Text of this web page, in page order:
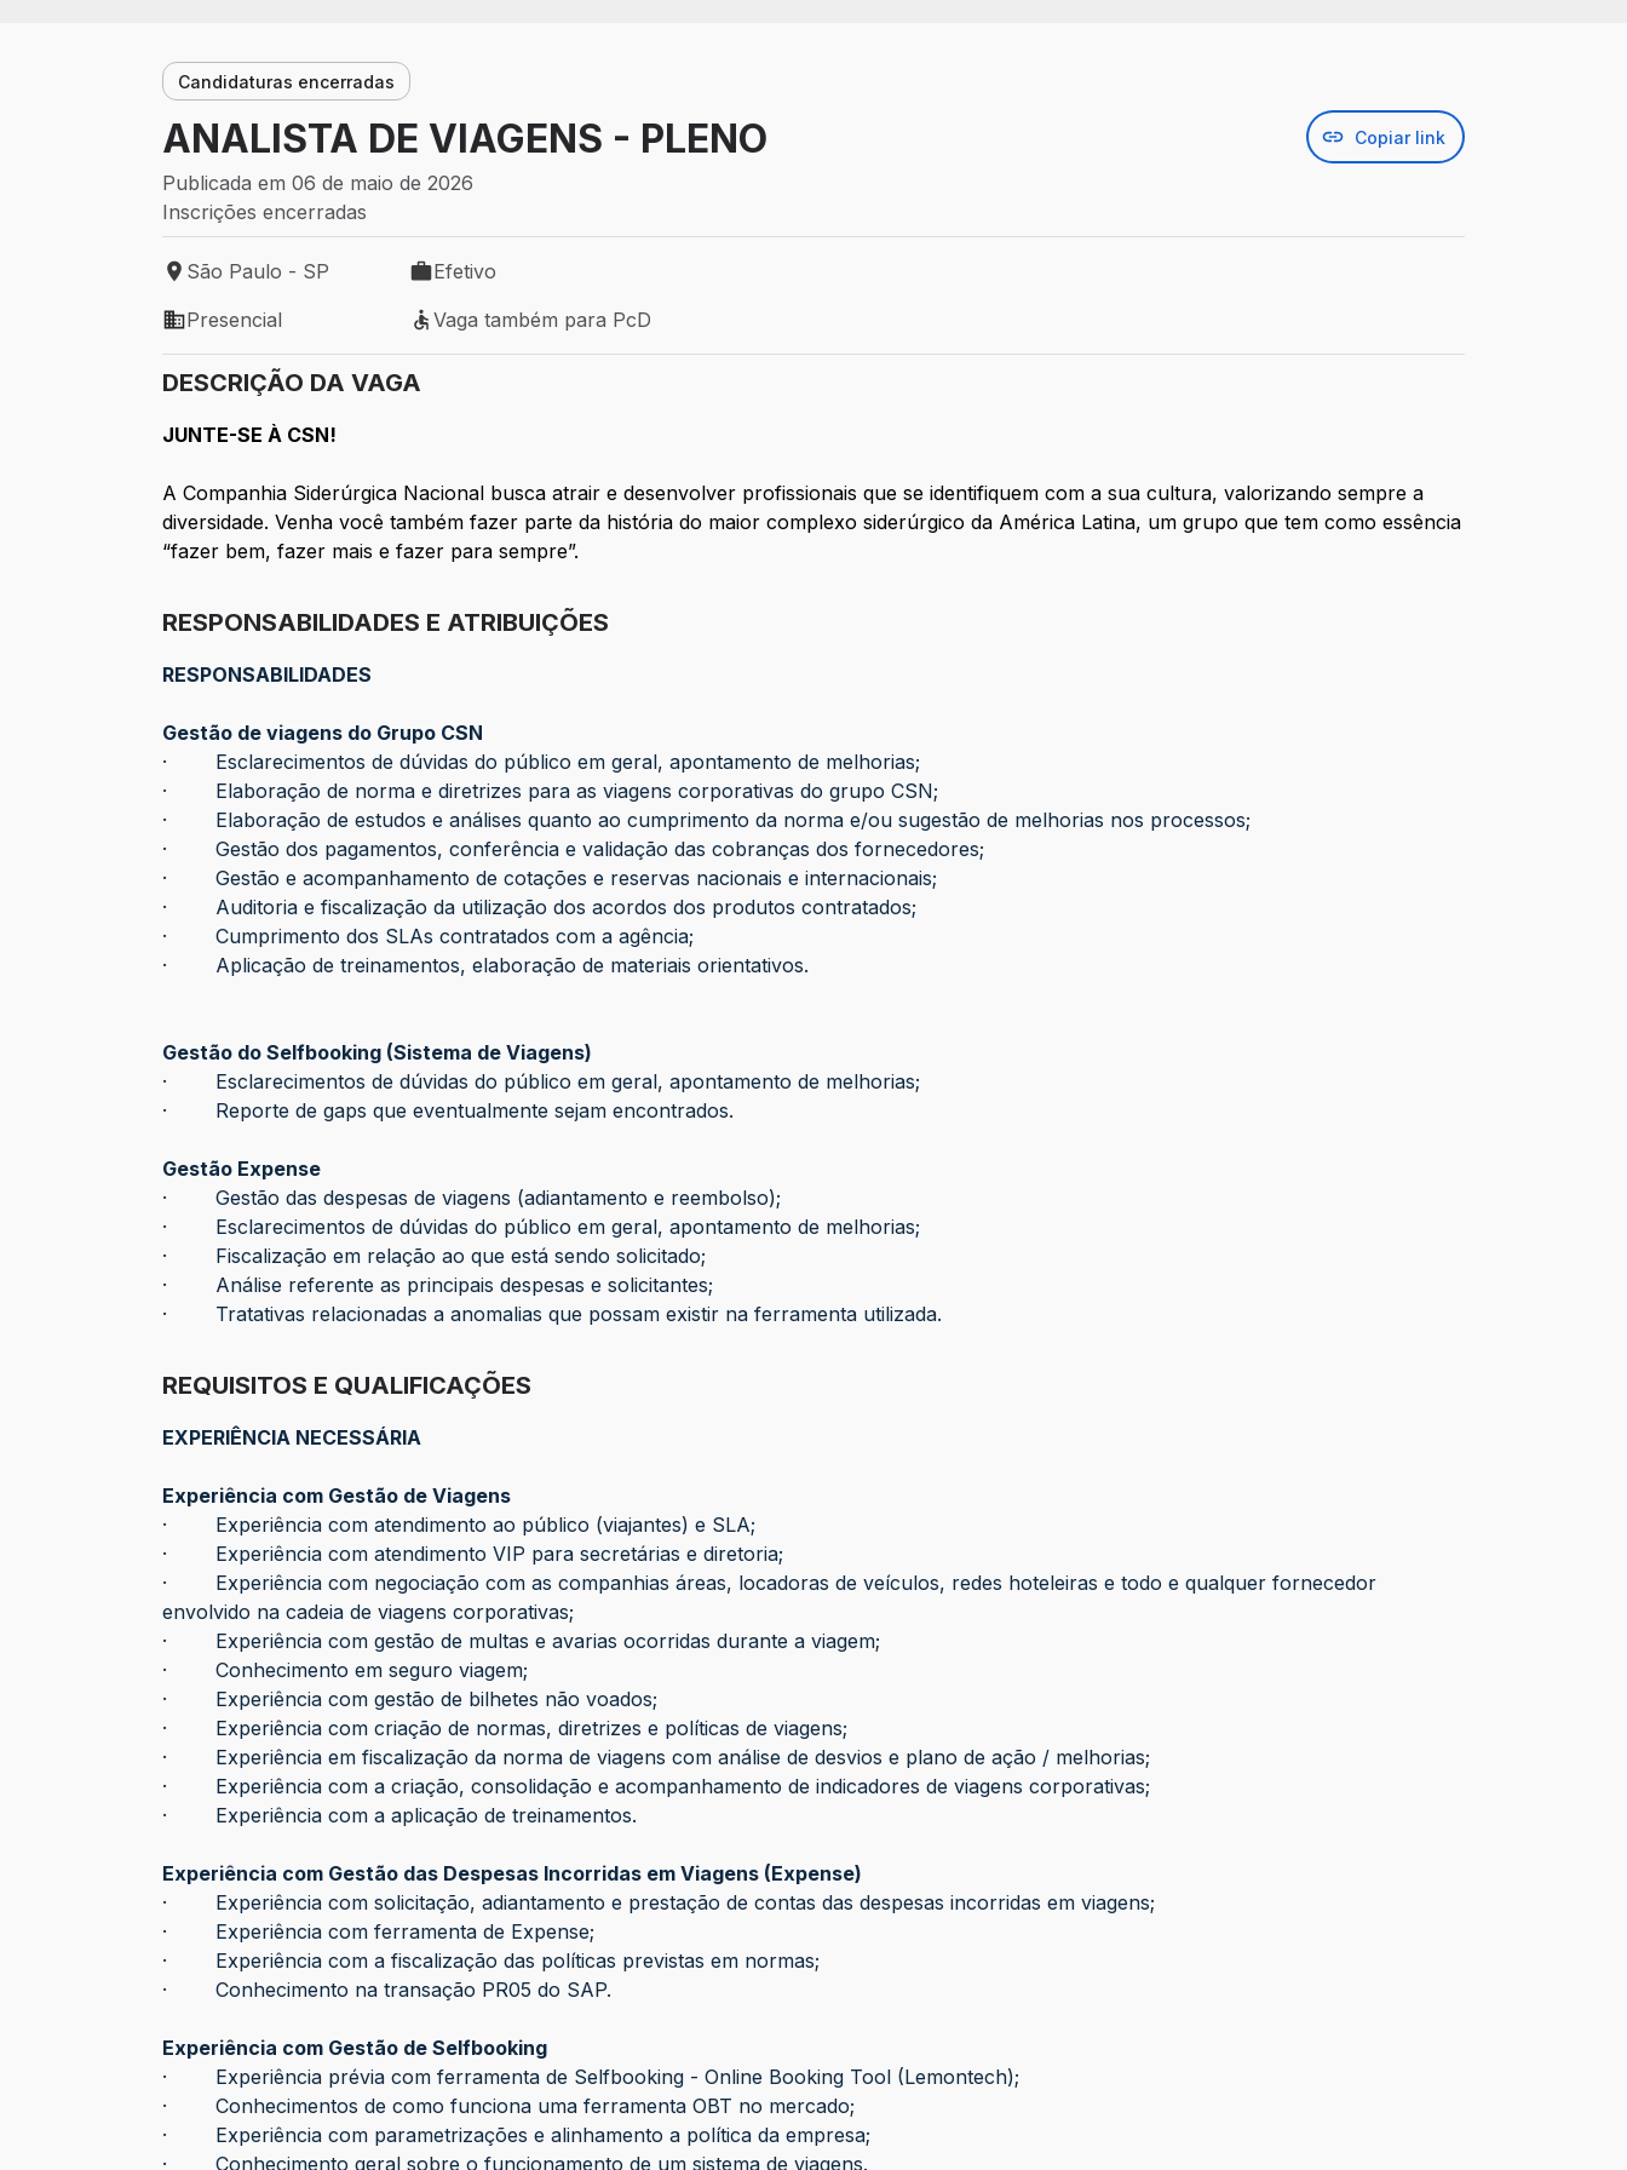
Candidaturas encerradas
ANALISTA DE VIAGENS - PLENO Copiar link
Publicada em 06 de maio de 2026
Inscrições encerradas
Local de trabalho: São Paulo - SP
São Paulo - SP
Tipo de vaga: Efetivo
Efetivo
Modelo de trabalho: Presencial
Presencial
Vaga também para PcD
Vaga também para PcD
DESCRIÇÃO DA VAGA
JUNTE-SE À CSN!
A Companhia Siderúrgica Nacional busca atrair e desenvolver profissionais que se identifiquem com a sua cultura, valorizando sempre a
diversidade. Venha você também fazer parte da história do maior complexo siderúrgico da América Latina, um grupo que tem como essência
“fazer bem, fazer mais e fazer para sempre”.
RESPONSABILIDADES E ATRIBUIÇÕES
RESPONSABILIDADES
Gestão de viagens do Grupo CSN
· Esclarecimentos de dúvidas do público em geral, apontamento de melhorias;
· Elaboração de norma e diretrizes para as viagens corporativas do grupo CSN;
· Elaboração de estudos e análises quanto ao cumprimento da norma e/ou sugestão de melhorias nos processos;
· Gestão dos pagamentos, conferência e validação das cobranças dos fornecedores;
· Gestão e acompanhamento de cotações e reservas nacionais e internacionais;
· Auditoria e fiscalização da utilização dos acordos dos produtos contratados;
· Cumprimento dos SLAs contratados com a agência;
· Aplicação de treinamentos, elaboração de materiais orientativos.
Gestão do Selfbooking (Sistema de Viagens)
· Esclarecimentos de dúvidas do público em geral, apontamento de melhorias;
· Reporte de gaps que eventualmente sejam encontrados.
Gestão Expense
· Gestão das despesas de viagens (adiantamento e reembolso);
· Esclarecimentos de dúvidas do público em geral, apontamento de melhorias;
· Fiscalização em relação ao que está sendo solicitado;
· Análise referente as principais despesas e solicitantes;
· Tratativas relacionadas a anomalias que possam existir na ferramenta utilizada.
REQUISITOS E QUALIFICAÇÕES
EXPERIÊNCIA NECESSÁRIA
Experiência com Gestão de Viagens
· Experiência com atendimento ao público (viajantes) e SLA;
· Experiência com atendimento VIP para secretárias e diretoria;
· Experiência com negociação com as companhias áreas, locadoras de veículos, redes hoteleiras e todo e qualquer fornecedor
envolvido na cadeia de viagens corporativas;
· Experiência com gestão de multas e avarias ocorridas durante a viagem;
· Conhecimento em seguro viagem;
· Experiência com gestão de bilhetes não voados;
· Experiência com criação de normas, diretrizes e políticas de viagens;
· Experiência em fiscalização da norma de viagens com análise de desvios e plano de ação / melhorias;
· Experiência com a criação, consolidação e acompanhamento de indicadores de viagens corporativas;
· Experiência com a aplicação de treinamentos.
Experiência com Gestão das Despesas Incorridas em Viagens (Expense)
· Experiência com solicitação, adiantamento e prestação de contas das despesas incorridas em viagens;
· Experiência com ferramenta de Expense;
· Experiência com a fiscalização das políticas previstas em normas;
· Conhecimento na transação PR05 do SAP.
Experiência com Gestão de Selfbooking
· Experiência prévia com ferramenta de Selfbooking - Online Booking Tool (Lemontech);
· Conhecimentos de como funciona uma ferramenta OBT no mercado;
· Experiência com parametrizações e alinhamento a política da empresa;
· Conhecimento geral sobre o funcionamento de um sistema de viagens.